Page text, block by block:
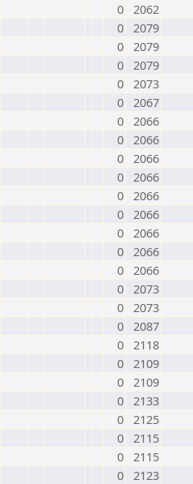
0 2062
0 2079
0 2079
0 2079
0 2073
0 2067
0 2066
0 2066
0 2066
0 2066
0 2066
0 2066
0 2066
0 2066
0 2066
0 2073
0 2073
0 2087
0 2118
0 2109
0 2109
0 2133
0 2125
0 2115
0 2115
0 2123